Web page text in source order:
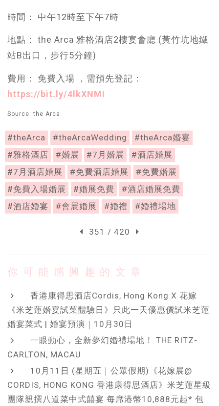
時間： 中午12時至下午7時
地點： the Arca 雅格酒店2樓宴會廳 (黃竹坑地鐵
站B出口，步行5分鐘)
費用： 免費入場 ，需預先登記：
https://bit.ly/4lkXNMI
Source: the Arca
#theArca #theArcaWedding
#theArca婚宴
#雅格酒店
#婚展 #7月婚展
#酒店婚展
#7月酒店婚展
#免費酒店婚展
#免費婚展
#免費入場婚展
#婚展免費
#酒店婚展免費
#酒店婚宴
#會展婚展 #婚禮 #婚禮場地
351 / 420
你可能感興趣的文章
香港康得思酒店Cordis, Hong Kong X 花嫁
《米芝蓮婚宴試菜體驗日》只此一天優惠價試米芝蓮
婚宴菜式 | 婚宴預演｜10月30日
一眼動心，全新夢幻婚禮場地！ THE RITZ-
CARLTON, MACAU
10月11日 (星期五｜公眾假期)《花嫁展@
CORDIS, HONG KONG 香港康得思酒店》米芝蓮星級
團隊親撰八道菜中式囍宴 每席港幣10,888元起* 包